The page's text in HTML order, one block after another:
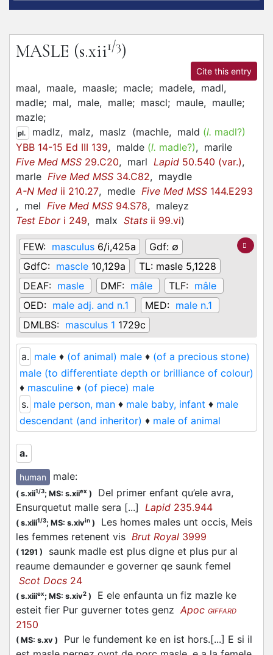
MASLE (s.xii1/3)
Cite this entry
maal, maale, maasle; macle; madele, madl,
madle; mal, male, malle; mascl; maule, maulle;
mazle;
pl. madlz, malz, maslz (machle, mald (l. madl?)
YBB 14-15 Ed III 139, malde (l. madle?), marile
Five Med MSS 29.C20, marl Lapid 50.540 (var.),
marle Five Med MSS 34.C82, maydle
A-N Med ii 210.27, medle Five Med MSS 144.E293
, mel Five Med MSS 94.S78, maleyz
Test Ebori 249, malx Stats ii 99.vi)
FEW: masculus 6/i,425a Gdf: ∅
GdfC: mascle 10,129a TL: masle 5,1228
DEAF: masle DMF: mâle TLF: mâle
OED: male adj. and n.1 MED: male n.1
DMLBS: masculus 1 1729c
a. male ♦ (of animal) male ♦ (of a precious stone)
male (to differentiate depth or brilliance of colour)
♦ masculine ♦ (of piece) male
s. male person, man ♦ male baby, infant ♦ male
descendant (and inheritor) ♦ male of animal
a.
human male:
( s.xii1/3; MS: s.xiiex )
Del primer enfant qu’ele avra,
Ensurquetut malle sera [...] Lapid 235.944
( s.xiii1/3; MS: s.xivin )
Les homes males unt occis, Meis
les femmes retenent vis Brut Royal 3999
( 1291 )
saunk madle est plus digne et plus pur al
reaume demaunder e governer qe saunk femel
Scot Docs 24
( s.xiiiex; MS: s.xiv2 )
E ele enfaunta un fiz mazle ke
esteit fier Pur guverner totes genzApoc GIFFARD
2150
( MS: s.xv )
Pur le fundement ke en ist hors.[...] E si il